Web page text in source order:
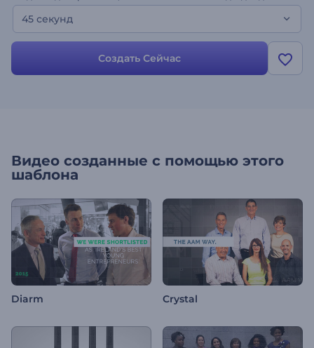
оформления корпоративной презентации, истории создания
компании, минималистичной презентации и многого другого.
45 секунд
Создать Сейчас
Видео созданные с помощью этого
шаблона
Diarm Crystal